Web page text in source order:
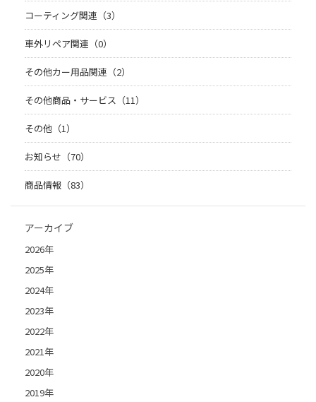
コーティング関連（3）
車外リペア関連（0）
その他カー用品関連（2）
その他商品・サービス（11）
その他（1）
お知らせ（70）
商品情報（83）
アーカイブ
2026年
2025年
2024年
2023年
2022年
2021年
2020年
2019年